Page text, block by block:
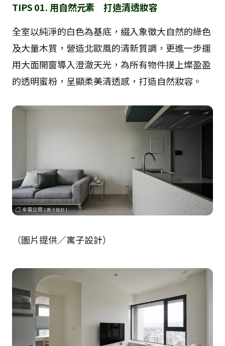
TIPS 01. 用自然元素 打造清透妝容
全室以純淨的白色為基底，綴入象徵大自然的綠色
及大量木質，營造北歐風的清新質調，更進一步運
用大面開窗導入澄澈天光，為所有物件撲上燦盈盈
的透明蜜粉，呈顯柔美清透感，打造自然妝容。
（圖片提供／寓子設計）